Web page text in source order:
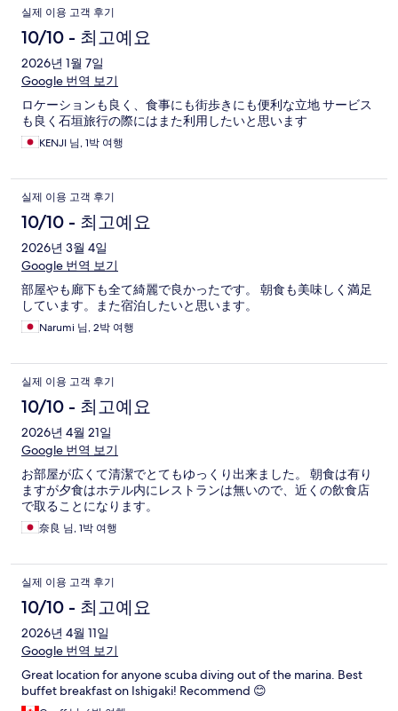
실제 이용 고객 후기
10/10 - 최고예요
2026년 1월 7일
Google 번역 보기
ロケーションも良く、食事にも街歩きにも便利な立地 サービス
も良く石垣旅行の際にはまた利用したいと思います
KENJI 님, 1박 여행
실제 이용 고객 후기
10/10 - 최고예요
2026년 3월 4일
Google 번역 보기
部屋やも廊下も全て綺麗で良かったです。 朝食も美味しく満足
しています。また宿泊したいと思います。
Narumi 님, 2박 여행
실제 이용 고객 후기
10/10 - 최고예요
2026년 4월 21일
Google 번역 보기
お部屋が広くて清潔でとてもゆっくり出来ました。 朝食は有り
ますが夕食はホテル内にレストランは無いので、近くの飲食店
で取ることになります。
奈良 님, 1박 여행
실제 이용 고객 후기
10/10 - 최고예요
2026년 4월 11일
Google 번역 보기
Great location for anyone scuba diving out of the marina. Best
buffet breakfast on Ishigaki! Recommend 😊